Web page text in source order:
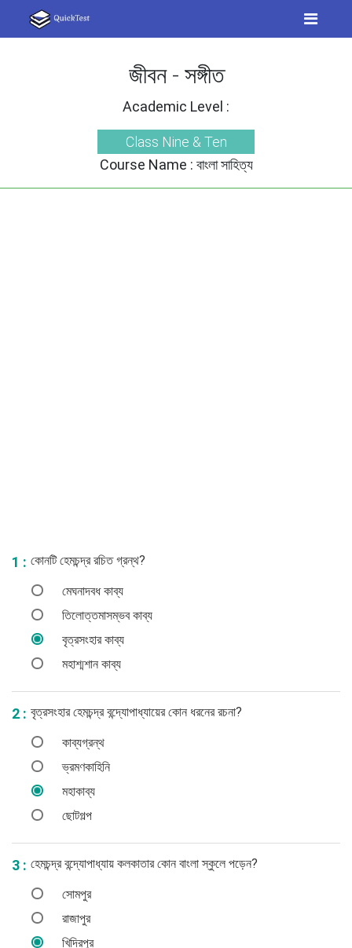
জীবন - সঙ্গীত
Academic Level :
Class Nine & Ten
Course Name : বাংলা সাহিত্য
1 : কোনটি হেমচন্দ্র রচিত গ্রন্থ?
মেঘনাদবধ কাব্য
তিলোত্তমাসম্ভব কাব্য
বৃত্রসংহার কাব্য
মহাশ্মশান কাব্য
2 : বৃত্রসংহার হেমচন্দ্র বন্দ্যোপাধ্যায়ের কোন ধরনের রচনা?
কাব্যগ্রন্থ
ভ্রমণকাহিনি
মহাকাব্য
ছোটগল্প
3 : হেমচন্দ্র বন্দ্যোপাধ্যায় কলকাতার কোন বাংলা স্কুলে পড়েন?
সোমপুর
রাজাপুর
খিদিরপুর